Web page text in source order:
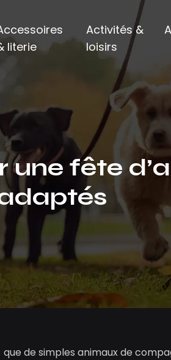
literie
Activités &
loisirs
une fête
que de simples animaux de